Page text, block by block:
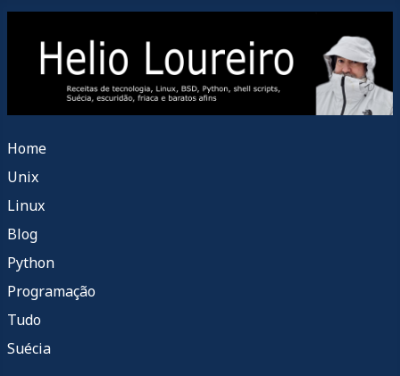
Home
Unix
Linux
Blog
Python
Programação
Tudo
Suécia